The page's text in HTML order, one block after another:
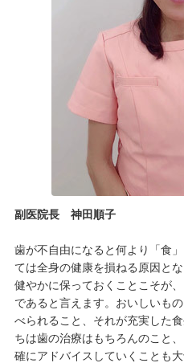
副医院長 神田順子
歯が不自由になると何より「食
ては全身の健康を損ねる原因と
健やかに保っておくことこそが
であると言えます。おいしいも
べられること、それが充実した
ちは歯の治療はもちろんのこと
確にアドバイスしていくことも